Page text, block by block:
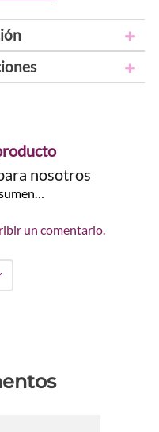
nosotros
un comentario.